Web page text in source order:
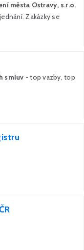
města Ostravy, s.r.o.
Zakázky se
smluv - top vazby, top